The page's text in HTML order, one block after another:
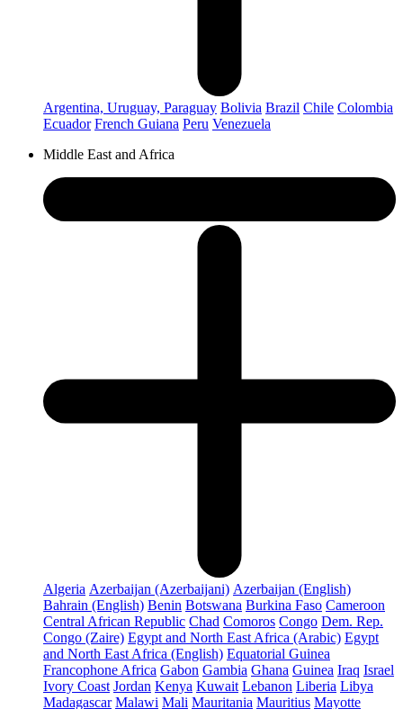
Argentina, Uruguay, Paraguay Bolivia Brazil Chile Colombia
Ecuador French Guiana Peru Venezuela
Middle East and Africa
Algeria Azerbaijan (Azerbaijani) Azerbaijan (English)
Bahrain (English) Benin Botswana Burkina Faso Cameroon
Central African Republic Chad Comoros Congo Dem. Rep.
Congo (Zaire) Egypt and North East Africa (Arabic) Egypt
and North East Africa (English) Equatorial Guinea
Francophone Africa Gabon Gambia Ghana Guinea Iraq Israel
Ivory Coast Jordan Kenya Kuwait Lebanon Liberia Libya
Madagascar Malawi Mali Mauritania Mauritius Mayotte